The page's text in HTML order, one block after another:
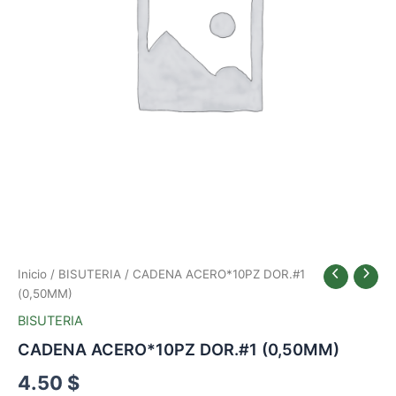
Inicio / BISUTERIA / CADENA ACERO*10PZ DOR.#1
(0,50MM)
BISUTERIA
CADENA ACERO*10PZ DOR.#1 (0,50MM)
4.50 $